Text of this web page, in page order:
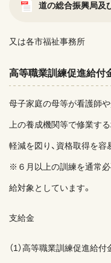
道の総合振興局及
又は各市福祉事務所
高等職業訓練促進給付
母子家庭の母等が看護師
上の養成機関等で修業す
軽減を図り、資格取得を容
※６月以上の訓練を通常必
給対象としています。
支給金
（1）高等職業訓練促進給